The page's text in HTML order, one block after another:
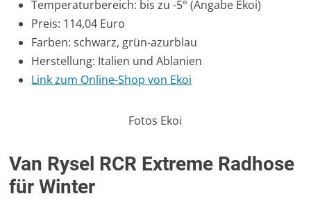
Temperaturbereich: bis zu -5° (Angabe Ekoi)
Preis: 114,04 Euro
Farben: schwarz, grün-azurblau
Herstellung: Italien und Ablanien
Link zum Online-Shop von Ekoi
Fotos Ekoi
Van Rysel RCR Extreme Radhose
für Winter